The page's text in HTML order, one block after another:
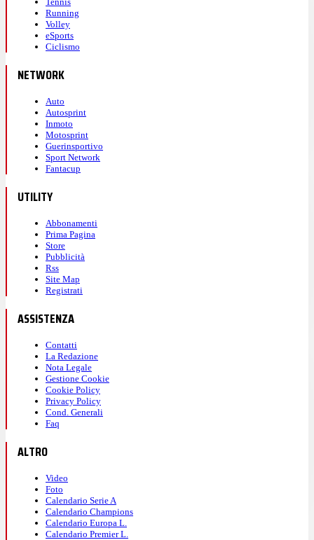
Running
Volley
eSports
Ciclismo
NETWORK
Auto
Autosprint
Inmoto
Motosprint
Guerinsportivo
Sport Network
Fantacup
UTILITY
Abbonamenti
Prima Pagina
Store
Pubblicità
Rss
Site Map
Registrati
ASSISTENZA
Contatti
La Redazione
Nota Legale
Gestione Cookie
Cookie Policy
Privacy Policy
Cond. Generali
Faq
ALTRO
Video
Foto
Calendario Serie A
Calendario Champions
Calendario Europa L.
Calendario Premier L.